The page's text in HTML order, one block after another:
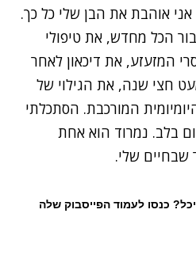
אני אוהבת את הבן שלי כל כך.
הכל מחדש, את טיפולי
המזעזע, את דיכאון לאחר
חצי שנה, את הגילוי של
המורכבת. הסתכלתי
בלב. נמרוד הוא אחת
שבחיים שלי.
כנסו לעמוד הפייסבוק שלה